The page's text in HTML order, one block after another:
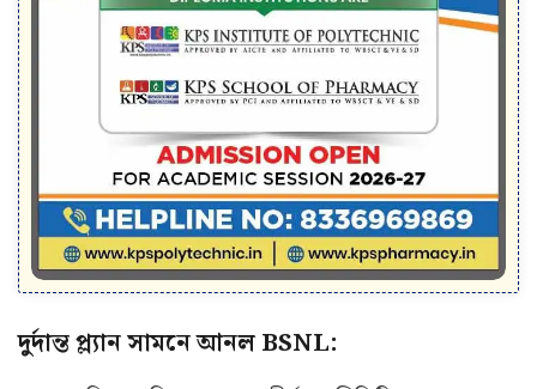
দুর্দান্ত প্ল্যান সামনে আনল BSNL: